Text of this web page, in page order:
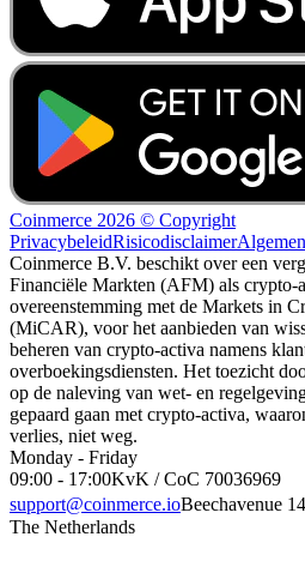
Coinmerce 2026 © Copyright
PrivacybeleidRisicodisclaimer
Coinmerce B.V. beschikt over een
Financiële Markten (AFM) als crypto-
overeenstemming met de Markets in
(MiCAR), voor het aanbieden van
beheren van crypto-activa namens
overboekingsdiensten. Het toezicht
op de naleving van wet- en
gepaard gaan met crypto-activa,
verlies, niet weg.
Monday - Friday
09:00 - 17:00KvK / CoC 70036969
support@coinmerce.ioBeechavenue
The Netherlands